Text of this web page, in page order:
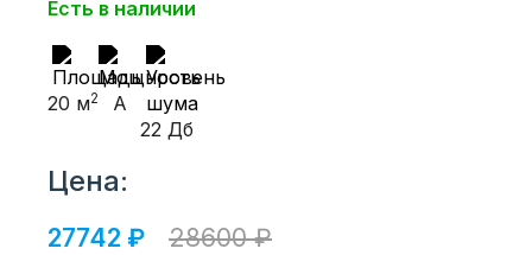
Есть в наличии
20 м2
A
22 Дб
Цена:
27742 ₽ 28600 ₽